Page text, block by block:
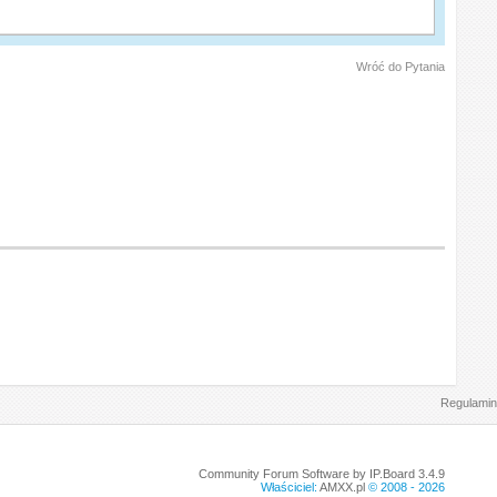
Wróć do Pytania
Regulamin
Community Forum Software by IP.Board 3.4.9
Właściciel: AMXX.pl© 2008 - 2026